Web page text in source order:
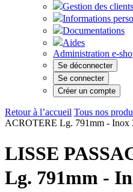
Gestion des clients
Informations
Documentations
Aides
Administration e-
Se déconnecter
Se connecter
Créer un compte
Retour à l’accueil Tous nos
ACROTERE Lg. 791mm - Inox
LISSE
Lg. 791mm -